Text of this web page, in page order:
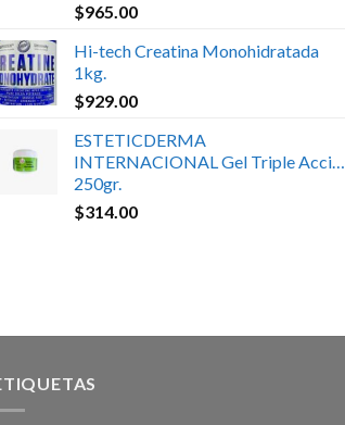
$965.00
Hi-tech Creatina Monohidratada
1kg.
$929.00
ESTETICDERMA
INTERNACIONAL Gel Triple Acción
250gr.
$314.00